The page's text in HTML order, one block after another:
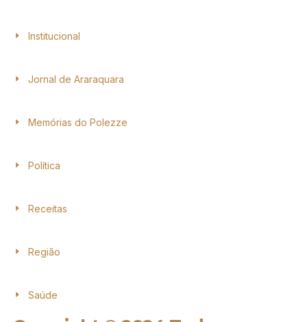
Institucional
Jornal de Araraquara
Memórias do Polezze
Política
Receitas
Região
Saúde